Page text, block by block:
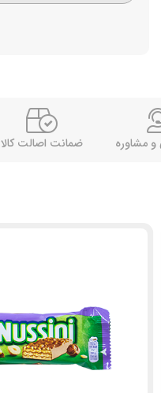
و مشاوره ضمانت اصالت کالا